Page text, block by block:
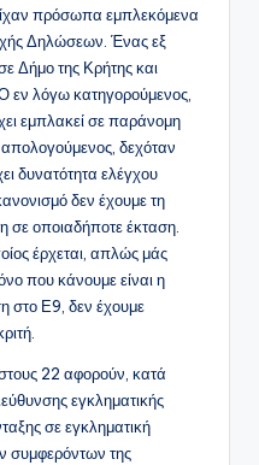
πρόσωπα εμπλεκόμενα
Δηλώσεων. Ένας εξ
Δήμο της Κρήτης και
εν λόγω κατηγορούμενος,
εμπλακεί σε παράνομη
δεχόταν
δυνατότητα ελέγχου
δεν έχουμε τη
σε οποιαδήποτε έκταση.
έρχεται, απλώς μάς
που κάνουμε είναι η
στο Ε9, δεν έχουμε
22 αφορούν, κατά
εγκληματικής
σε εγκληματική
συμφερόντων της